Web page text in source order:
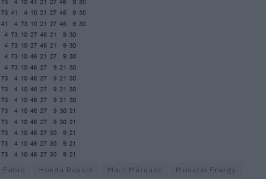
Fabio Honda Repsol Marc.Márquez
Monster Energy